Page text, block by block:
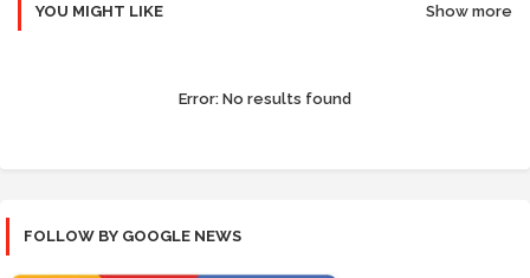
YOU MIGHT LIKE Show more
Error: No results found
FOLLOW BY GOOGLE NEWS